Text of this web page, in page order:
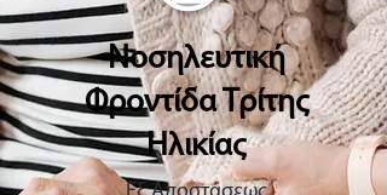
Νοσηλευτική
Φροντίδα Τρίτης
Ηλικίας